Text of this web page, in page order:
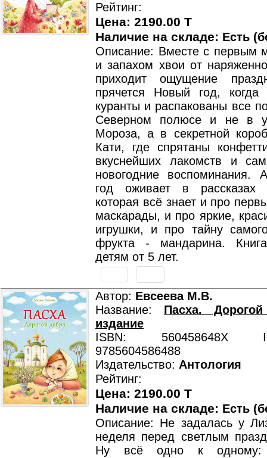
Рейтинг:
Цена: 2190.00 T
Наличие на складе: Есть
Описание: Вместе с первым
и запахом хвои от
приходит ощущение
прячется Новый год,
куранты и распакованы все
Северном полюсе и не в
Мороза, а в секретной
Кати, где спрятаны
вкуснейших лакомств и
новогодние
год оживает в рассказах
которая всё знает и про
маскарады, и про яркие,
игрушки, и про тайну
фрукта - мандарина.
детям от 5 лет.
Автор: Евсеева М.В.
Название: Пасха.
издание
ISBN: 560458648X
9785604586488
Издательство: Антология
Рейтинг:
Цена: 2190.00 T
Наличие на складе: Есть
Описание: Не задалась у
неделя перед светлым
Ну всё одно к одному: